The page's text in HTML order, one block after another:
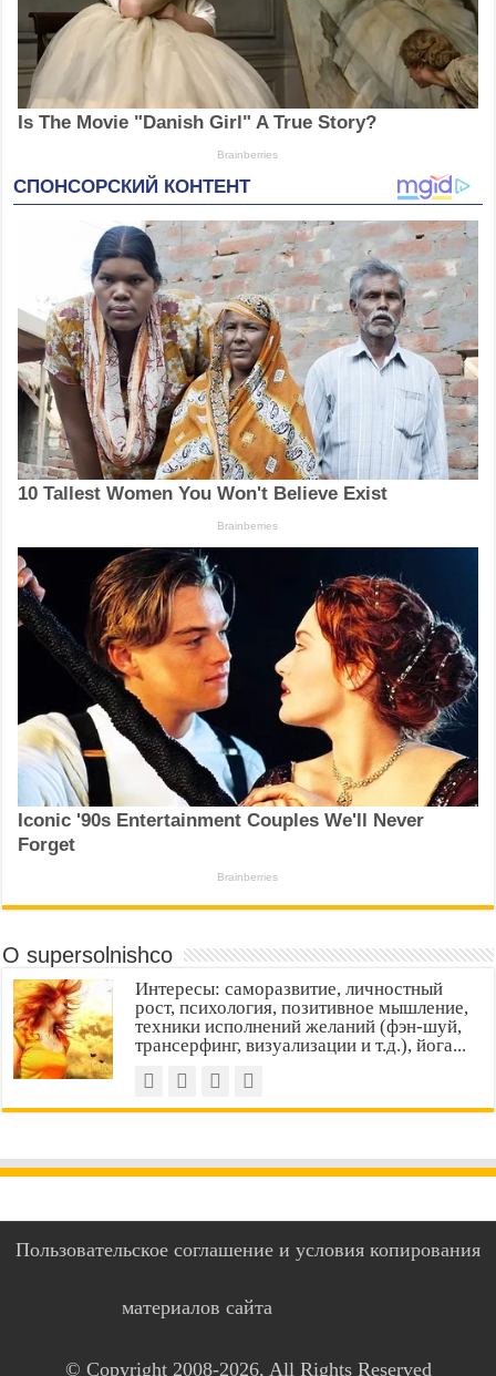
О supersolnishco
Интересы: саморазвитие, личностный
рост, психология, позитивное мышление,
техники исполнений желаний (фэн-шуй,
трансерфинг, визуализации и т.д.), йога...
Пользовательское соглашение и условия копирования
материалов сайта
© Copyright 2008-2026, All Rights Reserved